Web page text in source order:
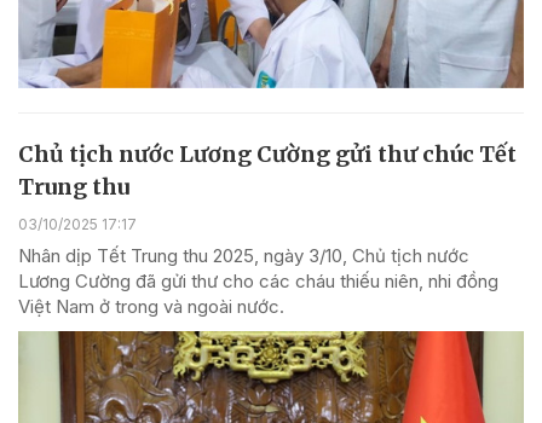
Chủ tịch nước Lương Cường gửi thư chúc Tết
Trung thu
03/10/2025 17:17
Nhân dịp Tết Trung thu 2025, ngày 3/10, Chủ tịch nước
Lương Cường đã gửi thư cho các cháu thiếu niên, nhi đồng
Việt Nam ở trong và ngoài nước.